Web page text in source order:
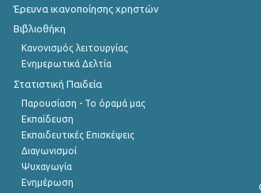
Έρευνα ικανοποίησης χρηστών
Βιβλιοθήκη
Κανονισμός λειτουργίας
Ενημερωτικά Δελτία
Στατιστική Παιδεία
Παρουσίαση - Το όραμά μας
Εκπαίδευση
Εκπαιδευτικές Επισκέψεις
Διαγωνισμοί
Ψυχαγωγία
Ενημέρωση